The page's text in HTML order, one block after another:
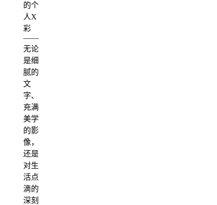
的个
人X
彩
——
无论
是细
腻的
文
字、
充满
美学
的影
像，
还是
对生
活点
滴的
深刻